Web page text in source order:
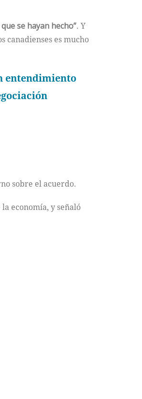
se hayan hecho”. Y
canadienses es mucho
entendimiento
sobre el acuerdo.
economía, y señaló